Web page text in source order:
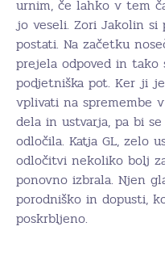
urnim, če lahko v tem
jo veseli. Zori Jakolin
postati. Na začetku
prejela odpoved in
podjetniška pot. Ker ji
vplivati na spremembe
dela in ustvarja, pa bi
odločila. Katja GL, zelo
odločitvi nekoliko bolj
ponovno izbrala. Njen
porodniško in dopusti,
poskrbljeno.